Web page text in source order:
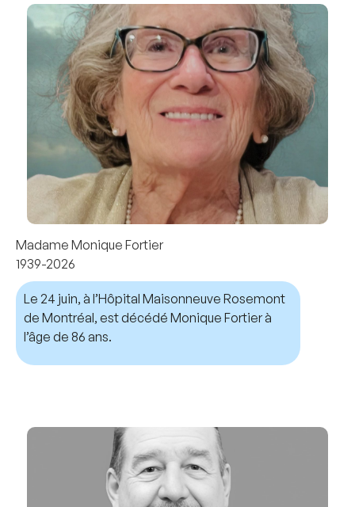
Madame Monique Fortier
1939-2026
Le 24 juin, à l’Hôpital Maisonneuve Rosemont
de Montréal, est décédé Monique Fortier à
l’âge de 86 ans.